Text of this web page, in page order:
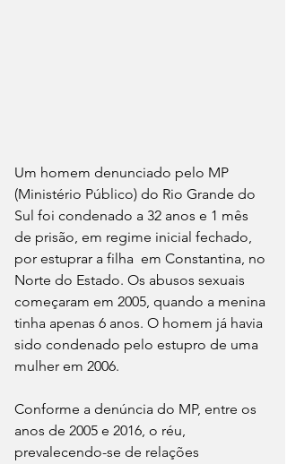
Um homem denunciado pelo MP
(Ministério Público) do Rio Grande do
Sul foi condenado a 32 anos e 1 mês
de prisão, em regime inicial fechado,
por estuprar a filha  em Constantina, no
Norte do Estado. Os abusos sexuais
começaram em 2005, quando a menina
tinha apenas 6 anos. O homem já havia
sido condenado pelo estupro de uma
mulher em 2006.
Conforme a denúncia do MP, entre os
anos de 2005 e 2016, o réu,
prevalecendo-se de relações